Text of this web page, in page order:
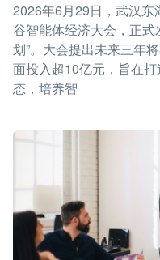
2026年6月29日，武汉
谷智能体经济大会，正式
划”。大会提出未来三年
面投入超10亿元，旨在
态，培养智